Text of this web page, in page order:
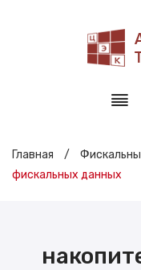
Главная /
фискальных данных